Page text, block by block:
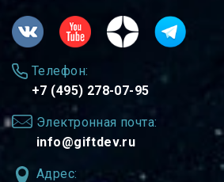
Телефон:
+7 (495) 278-07-95
Электронная почта:
info@giftdev.ru
Адрес: